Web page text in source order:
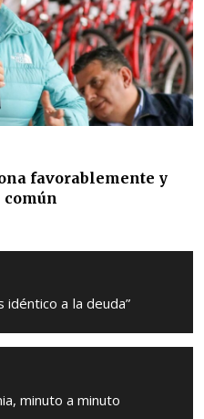
favorablemente y
común
idéntico a la deuda”
minuto a minuto